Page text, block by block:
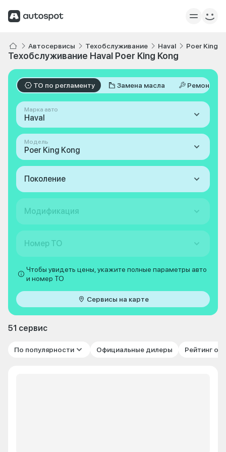
Автосервисы Техобслуживание Haval Poer King
Техобслуживание Haval Poer King Kong
ТО по регламенту Замена масла Ремонт
Марка авто
Haval
Модель
Poer King Kong
Поколение
Модификация
Номер ТО
Чтобы увидеть цены, укажите полные параметры авто
и номер ТО
Сервисы на карте
51 сервис
По популярности Официальные дилеры Рейтинг